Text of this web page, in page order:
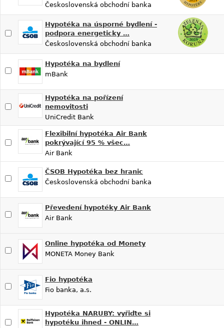
Československá obchodní banka
Hypotéka na úsporné bydlení -
podpora energeticky …
Československá obchodní banka
Hypotéka na bydlení
mBank
Hypotéka na pořízení
nemovitosti
UniCredit Bank
Flexibilní hypotéka Air Bank
pokrývající 95 % všec…
Air Bank
ČSOB Hypotéka bez hranic
Československá obchodní banka
Převedení hypotéky Air Bank
Air Bank
Online hypotéka od Monety
MONETA Money Bank
Fio hypotéka
Fio banka, a.s.
Hypotéka NARUBY: vyřiďte si
hypotéku ihned - ONLIN…